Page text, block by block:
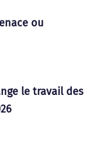
ou
le travail des